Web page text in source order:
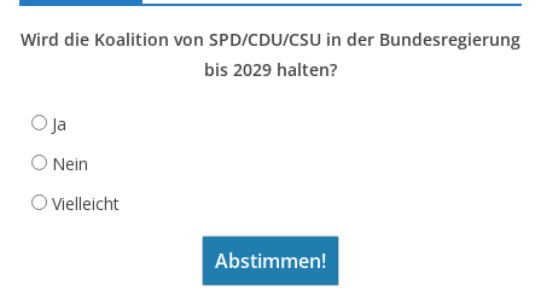
Wird die Koalition von SPD/CDU/CSU in der Bundesregierung
bis 2029 halten?
Ja
Nein
Vielleicht